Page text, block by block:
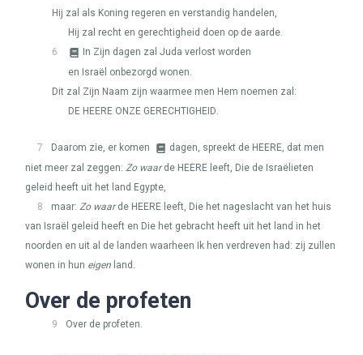
Hij zal als Koning regeren en verstandig handelen,
Hij zal recht en gerechtigheid doen op de aarde.
6
In Zijn dagen zal Juda verlost worden
en Israël onbezorgd wonen.
Dit zal Zijn Naam zijn waarmee men Hem noemen zal:
DE HEERE ONZE GERECHTIGHEID.
7 Daarom zie, er komen dagen, spreekt de HEERE, dat men
niet meer zal zeggen: Zo waarde HEERE leeft, Die de Israëlieten
geleid heeft uit het land Egypte,
8
maar: Zo waarde HEERE leeft, Die het nageslacht van het huis
van Israël geleid heeft en Die het gebracht heeft uit het land in het
noorden en uit al de landen waarheen Ik hen verdreven had: zij zullen
wonen in hun eigen land.
Over de profeten
9 Over de profeten.